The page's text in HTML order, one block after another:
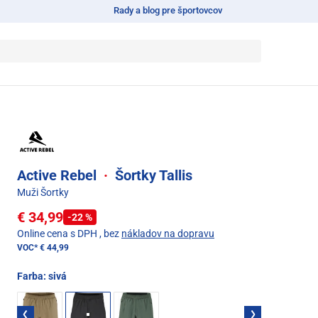
Rady a blog pre športovcov
Active Rebel · Šortky Tallis
Muži Šortky
€ 34,99 -22 %
Online cena s DPH , bez nákladov na dopravu
VOC*€ 44,99
Farba: sivá